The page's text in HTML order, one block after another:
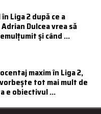
Liga 2 după ce a
Dulcea vrea să
și când ...
maxim în Liga 2,
tot mai mult de
e obiectivul ...